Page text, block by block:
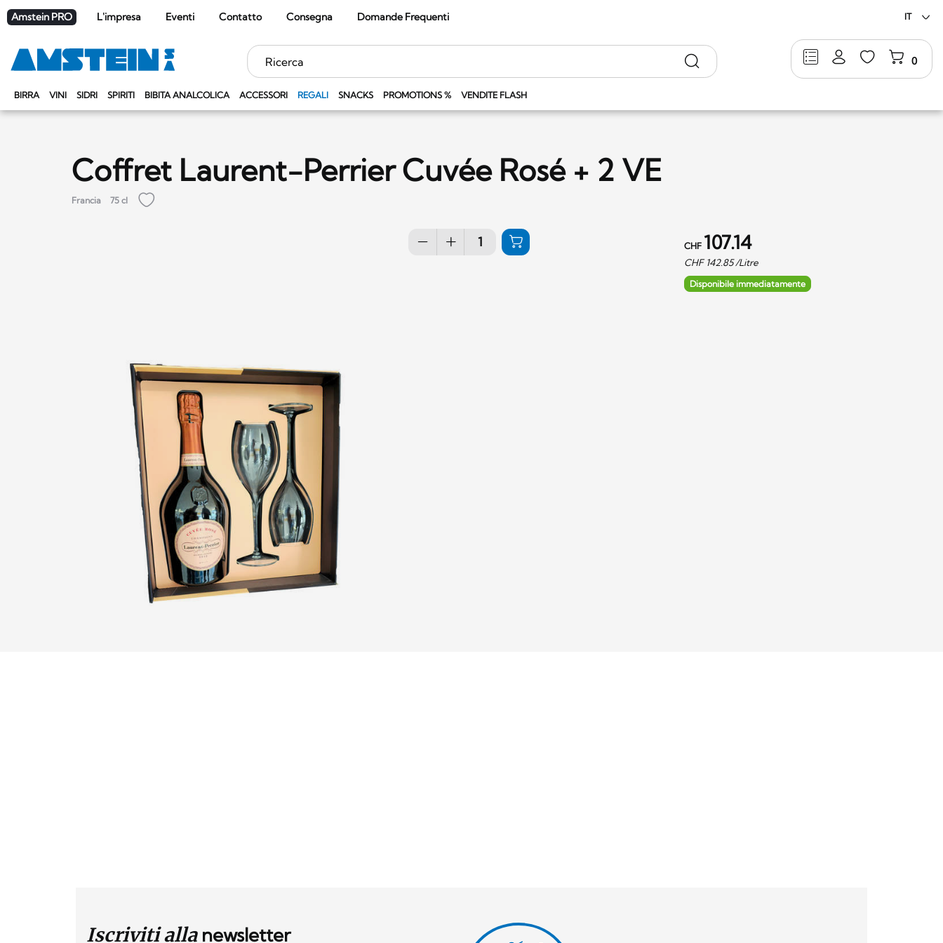
Amstein PRO L'impresa Eventi Contatto Consegna Domande Frequenti IT
BIRRA VINI SIDRI SPIRITI BIBITA ANALCOLICA ACCESSORI REGALI SNACKS PROMOTIONS % VENDITE FLASH
0
Parole
chiave
Ricerca
Coffret Laurent-Perrier Cuvée Rosé + 2 VE
Francia 75 cl
CHF 107.14
CHF 142.85/Litre
Disponibile immediatamente
Iscriviti allanewsletter